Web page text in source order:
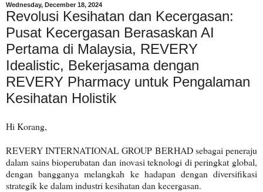
Wednesday, December 18, 2024
Revolusi Kesihatan dan Kecergasan:
Pusat Kecergasan Berasaskan AI
Pertama di Malaysia, REVERY
Idealistic, Bekerjasama dengan
REVERY Pharmacy untuk Pengalaman
Kesihatan Holistik
Hi Korang,
REVERY INTERNATIONAL GROUP BERHAD sebagai peneraju
dalam sains bioperubatan dan inovasi teknologi di peringkat global,
dengan bangganya melangkah ke hadapan dengan diversifikasi
strategik ke dalam industri kesihatan dan kecergasan.